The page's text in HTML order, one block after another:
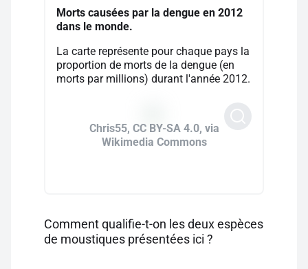
Morts causées par la dengue en 2012
dans le monde.
La carte représente pour chaque pays la
proportion de morts de la dengue (en
morts par millions) durant l'année 2012.
Chris55, CC BY-SA 4.0, via
Wikimedia Commons
Comment qualifie-t-on les deux espèces
de moustiques présentées ici ?